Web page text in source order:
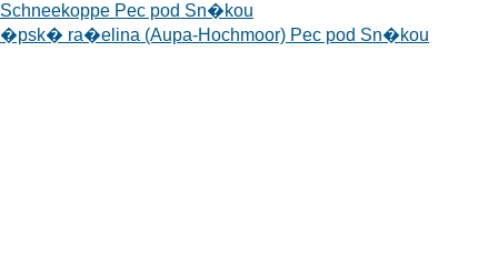
Schneekoppe Pec pod Sn�kou
�psk� ra�elina (Aupa-Hochmoor) Pec pod Sn�kou